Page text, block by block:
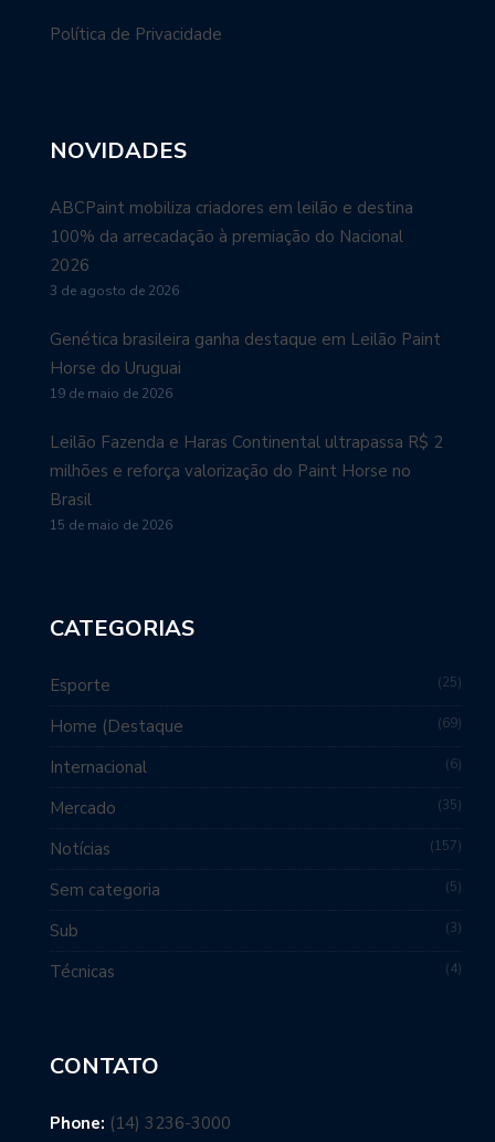
Política de Privacidade
NOVIDADES
ABCPaint mobiliza criadores em leilão e destina
100% da arrecadação à premiação do Nacional
2026
3 de agosto de 2026
Genética brasileira ganha destaque em Leilão Paint
Horse do Uruguai
19 de maio de 2026
Leilão Fazenda e Haras Continental ultrapassa R$ 2
milhões e reforça valorização do Paint Horse no
Brasil
15 de maio de 2026
CATEGORIAS
Esporte 25
Home (Destaque 69
Internacional 6
Mercado 35
Notícias 157
Sem categoria 5
Sub 3
Técnicas 4
CONTATO
Phone: (14) 3236-3000